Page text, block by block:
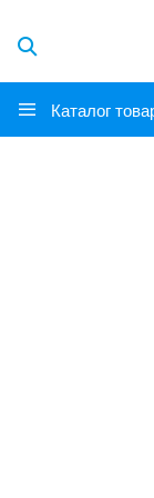
Каталог